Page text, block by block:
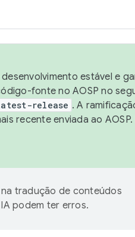
estável e
fonte no AOSP no
release . A
recente enviada ao
tradução de conteúdos
podem ter erros.